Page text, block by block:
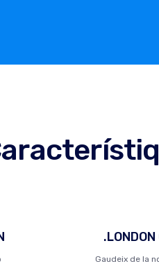
Gaudeix de la